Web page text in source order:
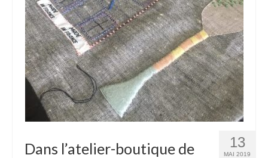
13
MAI 2019
Dans l’atelier-boutique de